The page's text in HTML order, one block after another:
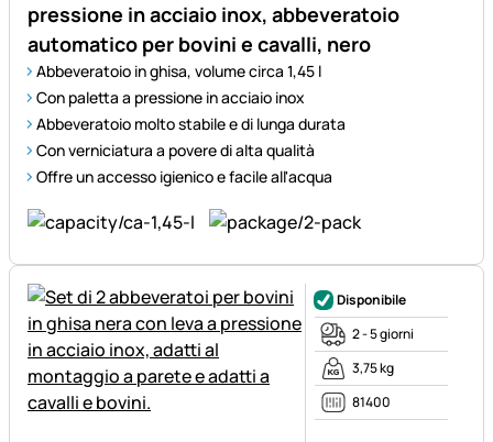
pressione in acciaio inox, abbeveratoio
automatico per bovini e cavalli, nero
Abbeveratoio in ghisa, volume circa 1,45 l
Con paletta a pressione in acciaio inox
Abbeveratoio molto stabile e di lunga durata
Con verniciatura a povere di alta qualità
Offre un accesso igienico e facile all'acqua
Disponibile
2 - 5 giorni
3,75 kg
81400